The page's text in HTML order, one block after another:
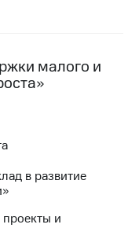
малого и
в развитие
и